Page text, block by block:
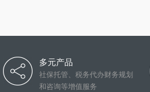
多元产品
社保托管、税务代办财务规划
和咨询等增值服务